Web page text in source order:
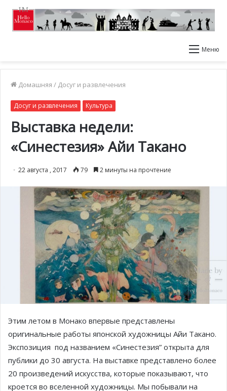
Меню
Домашняя / Досуг и развлечения
Досуг и развлечения Культура
Выставка недели:
«Синестезия» Айи Такано
22 августа , 2017 79 2 минуты на прочтение
Этим летом в Монако впервые представлены
оригинальные работы японской художницы Айи Такано.
Экспозиция под названием «Синестезия” открыта для
публики до 30 августа. На выставке представлено более
20 произведений искусства, которые показывают, что
кроется во вселенной художницы. Мы побывали на